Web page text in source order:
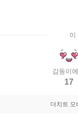
이
감동이
17
더치트 모